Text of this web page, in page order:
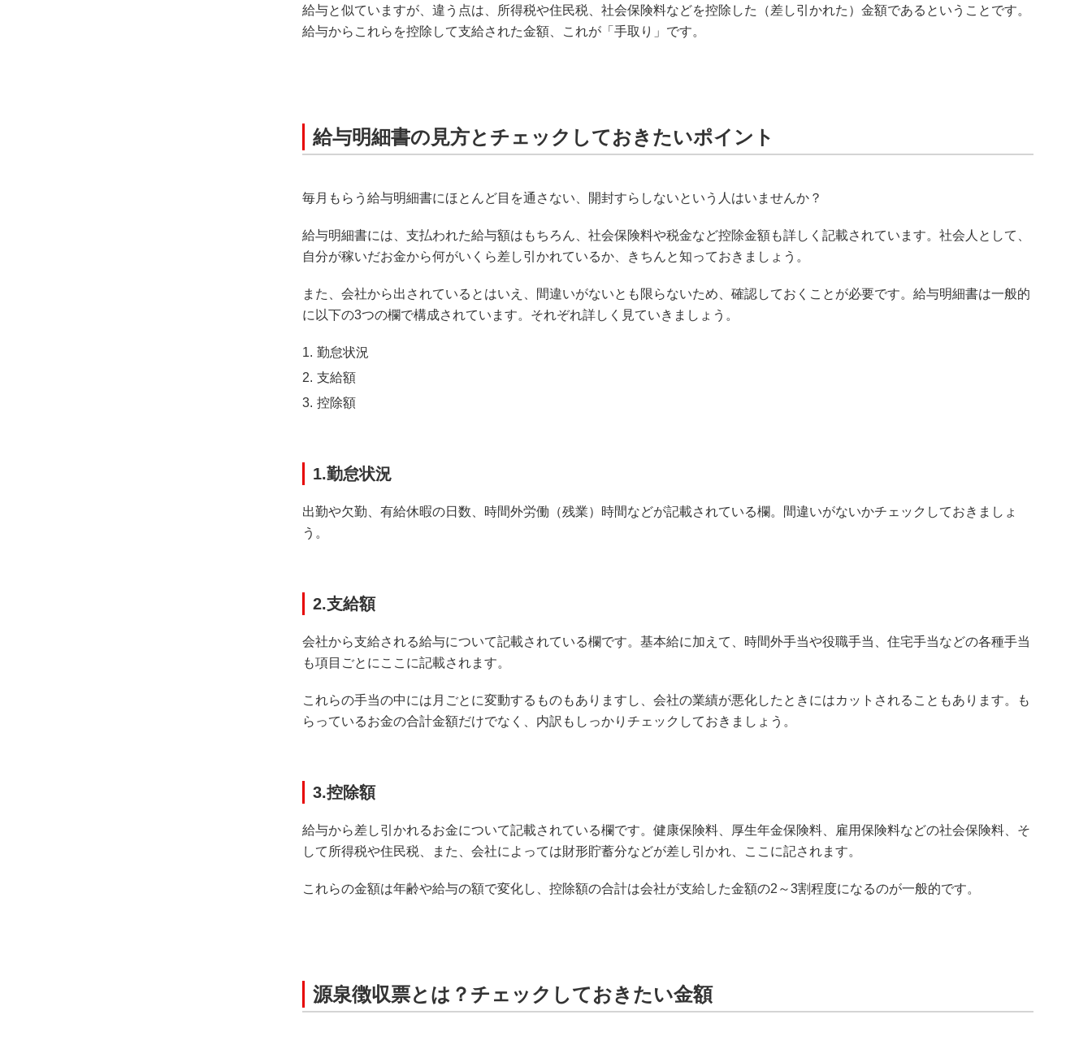
給与と似ていますが、違う点は、所得税や住民税、社会保険料などを控除した（差し引かれた）金額であるということです。
給与からこれらを控除して支給された金額、これが「手取り」です。
給与明細書の見方とチェックしておきたいポイント
毎月もらう給与明細書にほとんど目を通さない、開封すらしないという人はいませんか？
給与明細書には、支払われた給与額はもちろん、社会保険料や税金など控除金額も詳しく記載されています。社会人として、
自分が稼いだお金から何がいくら差し引かれているか、きちんと知っておきましょう。
また、会社から出されているとはいえ、間違いがないとも限らないため、確認しておくことが必要です。給与明細書は一般的
に以下の3つの欄で構成されています。それぞれ詳しく見ていきましょう。
勤怠状況
支給額
控除額
1.勤怠状況
出勤や欠勤、有給休暇の日数、時間外労働（残業）時間などが記載されている欄。間違いがないかチェックしておきましょ
う。
2.支給額
会社から支給される給与について記載されている欄です。基本給に加えて、時間外手当や役職手当、住宅手当などの各種手当
も項目ごとにここに記載されます。
これらの手当の中には月ごとに変動するものもありますし、会社の業績が悪化したときにはカットされることもあります。も
らっているお金の合計金額だけでなく、内訳もしっかりチェックしておきましょう。
3.控除額
給与から差し引かれるお金について記載されている欄です。健康保険料、厚生年金保険料、雇用保険料などの社会保険料、そ
して所得税や住民税、また、会社によっては財形貯蓄分などが差し引かれ、ここに記されます。
これらの金額は年齢や給与の額で変化し、控除額の合計は会社が支給した金額の2～3割程度になるのが一般的です。
源泉徴収票とは？チェックしておきたい金額